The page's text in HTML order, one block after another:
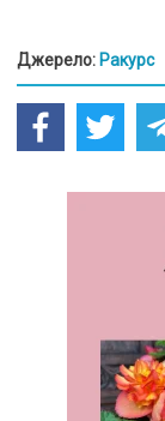
Джерело: Ракурс